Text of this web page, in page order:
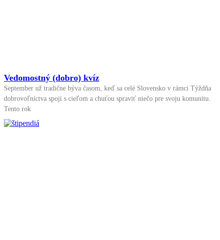
Vedomostný (dobro) kvíz
September už tradične býva časom, keď sa celé Slovensko v rámci Týždňa
dobrovoľníctva spojí s cieľom a chuťou spraviť niečo pre svoju komunitu.
Tento rok